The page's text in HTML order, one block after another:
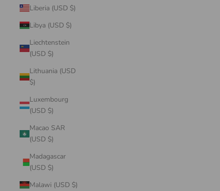
Liberia (USD $)
Libya (USD $)
Liechtenstein
(USD $)
Lithuania (USD
$)
Luxembourg
(USD $)
Macao SAR
(USD $)
Madagascar
(USD $)
Malawi (USD $)